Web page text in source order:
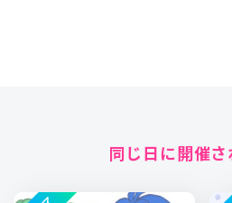
同じ日に開催